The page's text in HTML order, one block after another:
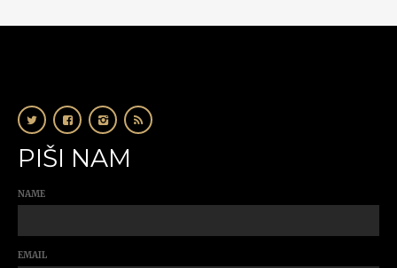
PIŠI NAM
NAME
EMAIL